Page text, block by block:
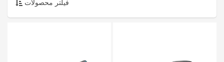
فیلتر محصولات